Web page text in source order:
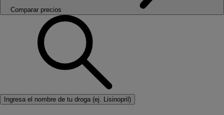
Comparar precios
Ingresa el nombre de tu droga (ej. Lisinopril)